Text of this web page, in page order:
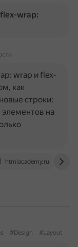
wrap:
htmlacademy.ru
wrap и flex-
как
строки:
на
#Design #Layout